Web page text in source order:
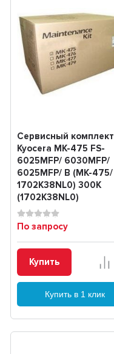
Сервисный комплект
Kyocera MK-475 FS-
6025MFP/ 6030MFP/
6025MFP/ B (MK-475/
1702K38NL0) 300K
(1702K38NL0)
По запросу
Купить
Купить в 1 клик